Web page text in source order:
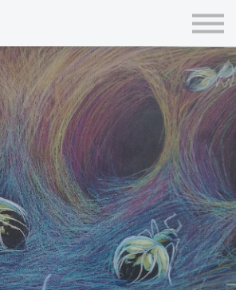
TAIDEPAJAT
TEHOVERKKOON